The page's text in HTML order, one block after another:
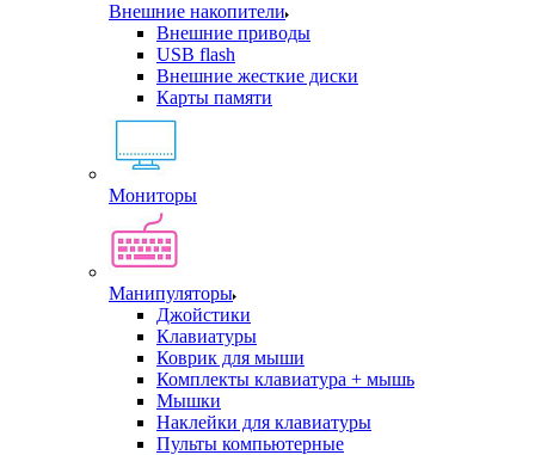
Внешние накопители
Внешние приводы
USB flash
Внешние жесткие диски
Карты памяти
Мониторы
Манипуляторы
Джойстики
Клавиатуры
Коврик для мыши
Комплекты клавиатура + мышь
Мышки
Наклейки для клавиатуры
Пульты компьютерные